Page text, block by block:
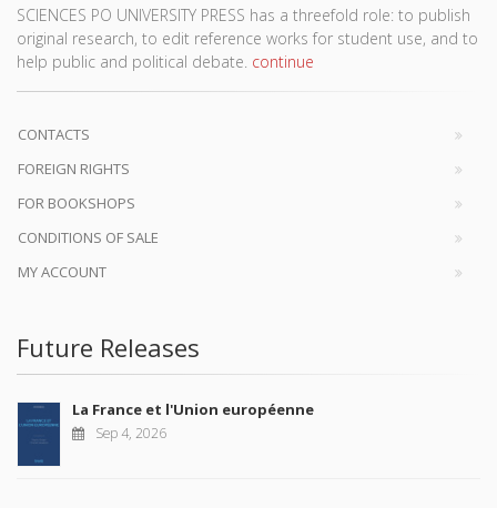
SCIENCES PO UNIVERSITY PRESS has a threefold role: to publish
original research, to edit reference works for student use, and to
help public and political debate. continue
CONTACTS
FOREIGN RIGHTS
FOR BOOKSHOPS
CONDITIONS OF SALE
MY ACCOUNT
Future Releases
La France et l'Union européenne
Sep 4, 2026